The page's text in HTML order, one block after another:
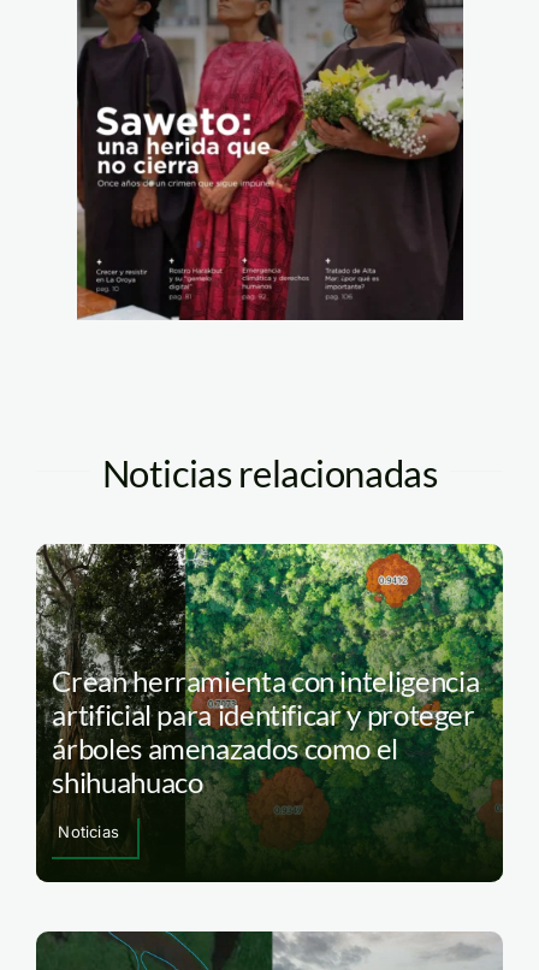
Noticias relacionadas
Crean herramienta con inteligencia
artificial para identificar y proteger
árboles amenazados como el
shihuahuaco
Noticias